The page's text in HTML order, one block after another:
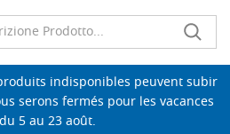
souhaits vide
indisponibles peuvent subir
serons fermés pour les vacances
5 au 23 août.